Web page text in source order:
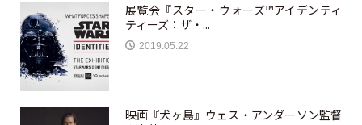
展覧会『スター・ウォーズ™アイデンティ
ティーズ：ザ・...
2019.05.22
映画『犬ヶ島』ウェス・アンダーソン監督